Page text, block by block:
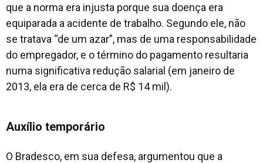
que a norma era injusta porque sua doença era
equiparada a acidente de trabalho. Segundo ele, não
se tratava “de um azar”, mas de uma responsabilidade
do empregador, e o término do pagamento resultaria
numa significativa redução salarial (em janeiro de
2013, ela era de cerca de R$ 14 mil).
Auxílio temporário
O Bradesco, em sua defesa, argumentou que a